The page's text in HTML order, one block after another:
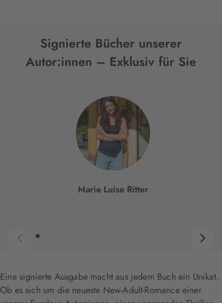
Signierte Bücher unserer
Autor:innen – Exklusiv für Sie
Marie Luise Ritter
Eine signierte Ausgabe macht aus jedem Buch ein Unikat.
Ob es sich um die neueste New-Adult-Romance einer